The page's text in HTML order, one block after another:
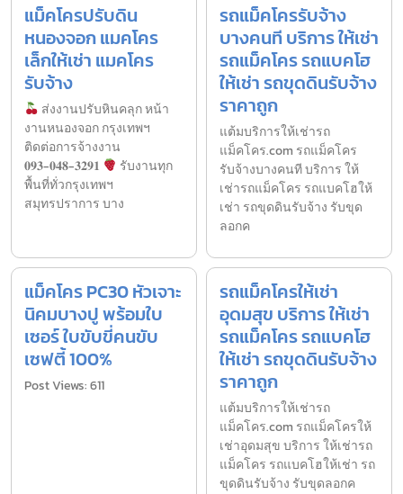
แม็คโครปรับดิน
หนองจอก แมคโคร
เล็กให้เช่า แมคโคร
รับจ้าง
ส่งงานปรับหินคลุก หน้า
งานหนองจอก กรุงเทพฯ
ติดต่อการจ้างงาน
𝟎𝟗𝟑-𝟎𝟒𝟖-𝟑𝟐𝟗𝟏
รับงานทุก
พื้นที่ทั่วกรุงเทพฯ
สมุทรปราการ บาง
รถแม็คโครรับจ้าง
บางคนที บริการ ให้เช่า
รถแม็คโคร รถแบคโฮ
ให้เช่า รถขุดดินรับจ้าง
ราคาถูก
แต้มบริการให้เช่ารถ
แม็คโคร.com รถแม็คโคร
รับจ้างบางคนที บริการ ให้
เช่ารถแม็คโคร รถแบคโฮให้
เช่า รถขุดดินรับจ้าง รับขุด
ลอกค
แม็คโคร PC30 หัวเจาะ
นิคมบางปู พร้อมใบ
เซอร์ ใบขับขี่คนขับ
เซฟตี้ 100%
Post Views: 611
รถแม็คโครให้เช่า
อุดมสุข บริการ ให้เช่า
รถแม็คโคร รถแบคโฮ
ให้เช่า รถขุดดินรับจ้าง
ราคาถูก
แต้มบริการให้เช่ารถ
แม็คโคร.com รถแม็คโครให้
เช่าอุดมสุข บริการ ให้เช่ารถ
แม็คโคร รถแบคโฮให้เช่า รถ
ขุดดินรับจ้าง รับขุดลอกค